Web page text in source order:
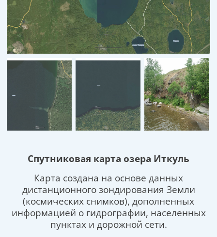
Спутниковая карта озера Иткуль
Карта создана на основе данных
дистанционного зондирования Земли
(космических снимков), дополненных
информацией о гидрографии, населенных
пунктах и дорожной сети.